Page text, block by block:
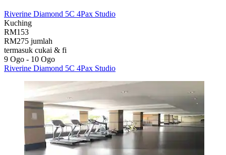
Riverine Diamond 5C 4Pax Studio
Kuching
RM153
RM275 jumlah
termasuk cukai & fi
9 Ogo - 10 Ogo
Riverine Diamond 5C 4Pax Studio